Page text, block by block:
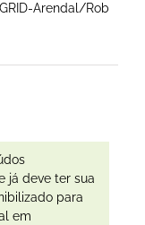
Arendal/Rob
já deve ter sua
para
em